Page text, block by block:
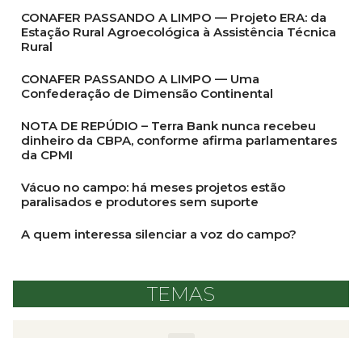
CONAFER PASSANDO A LIMPO — Projeto ERA: da
Estação Rural Agroecológica à Assistência Técnica
Rural
CONAFER PASSANDO A LIMPO — Uma
Confederação de Dimensão Continental
NOTA DE REPÚDIO – Terra Bank nunca recebeu
dinheiro da CBPA, conforme afirma parlamentares
da CPMI
Vácuo no campo: há meses projetos estão
paralisados e produtores sem suporte
A quem interessa silenciar a voz do campo?
TEMAS